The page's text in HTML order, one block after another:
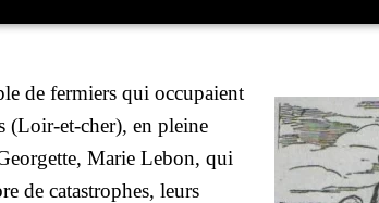
de fer­miers qui occu­paient
(Loir-et-cher), en pleine
Marie Lebon, qui
de catas­trophes, leurs